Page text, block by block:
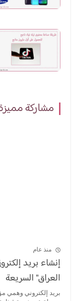
مشاركة
منذ عام
إنشاء بريد
العراق" السريعة